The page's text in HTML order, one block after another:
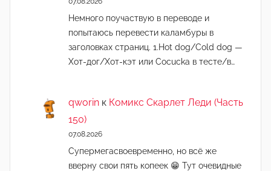
Немного поучаствую в переводе и
попытаюсь перевести каламбуры в
заголовках страниц. 1.Hot dog/Cold dog —
Хот-дог/Хот-кэт или Cocucka в тесте/в…
qworin к Комикс Скарлет Леди (Часть
150)
07.08.2026
Супермегасвоевременно, но всё же
вверну свои пять копеек 😁 Тут очевидные